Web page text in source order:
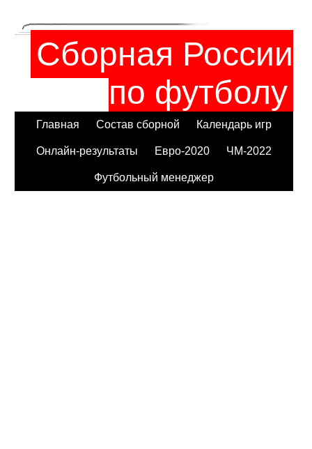
Сборная России
по футболу
Главная Состав сборной Календарь игр
Онлайн-результаты Евро-2020 ЧМ-2022
Футбольный менеджер